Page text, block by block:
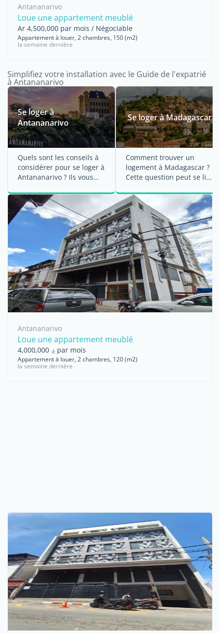
Antananarivo
Loue une appartement meublé
Ar 4,500,000 par mois / Négociable
Appartement à louer, 2 chambres, 150 (m2)
la semaine dernière
Simplifiez votre installation avec le Guide de l'expatrié
à Antananarivo
Se loger à
Antananarivo
Quels sont les conseils à
considérer pour se loger à
Antananarivo ? Ils vous
Se loger à Madagascar
Comment trouver un
logement à Madagascar ?
Cette question peut se lire
...
Antananarivo
Loue une appartement meublé
؋ 4,000,000 par mois
Appartement à louer, 2 chambres, 120 (m2)
la semaine dernière